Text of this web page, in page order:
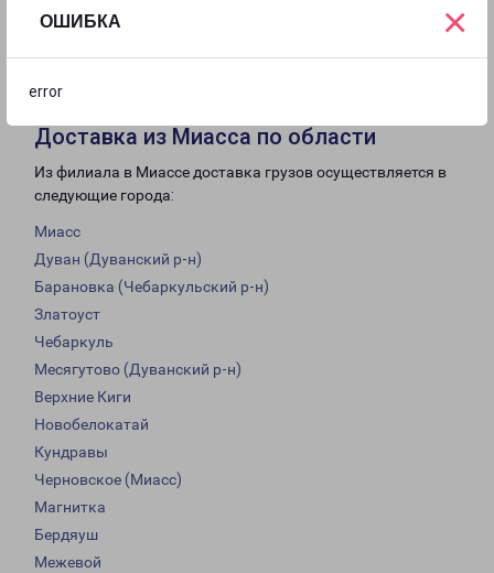
ОШИБКА
error
×
с 09:00 до
18:00
13:00
Доставка из Миасса по области
Из филиала в Миассе доставка грузов осуществляется в
следующие города:
Миасс
Дуван (Дуванский р-н)
Барановка (Чебаркульский р-н)
Златоуст
Чебаркуль
Месягутово (Дуванский р-н)
Верхние Киги
Новобелокатай
Кундравы
Черновское (Миасс)
Магнитка
Бердяуш
Межевой